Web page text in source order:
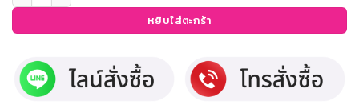
หยิบใส่ตะกร้า